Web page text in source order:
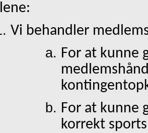
Vi behandler
For at kunne
For at kunne
korrekt